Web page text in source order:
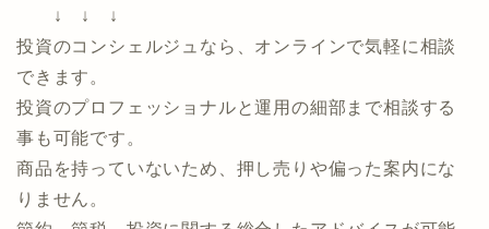
↓ ↓ ↓
投資のコンシェルジュなら、オンラインで気軽に相談
できます。
投資のプロフェッショナルと運用の細部まで相談する
事も可能です。
商品を持っていないため、押し売りや偏った案内にな
りません。